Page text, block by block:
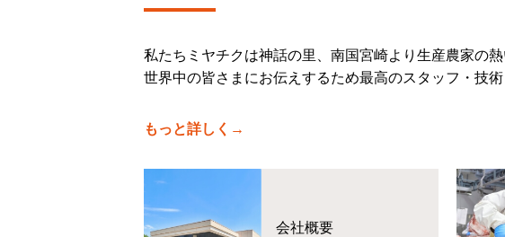
私たちミヤチクは神話の里、南国宮崎より生産農家の
世界中の皆さまにお伝えするため最高のスタッフ・技
もっと詳しく→
会社概要